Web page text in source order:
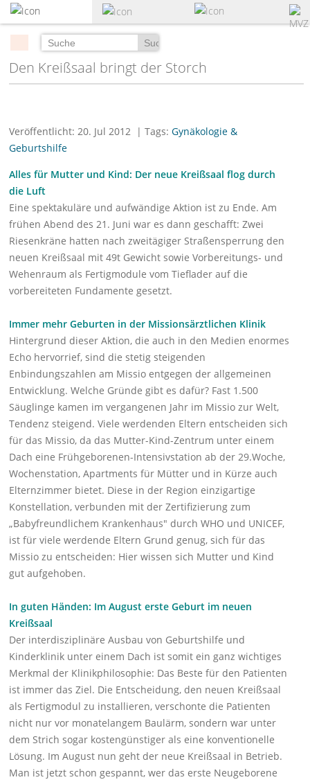
zum
Hauptinhalt
Suchen
Den Kreißsaal bringt der Storch
Veröffentlicht: 20. Jul 2012 | Tags:Gynäkologie &
Geburtshilfe
Alles für Mutter und Kind: Der neue Kreißsaal flog durch
die Luft
Eine spektakuläre und aufwändige Aktion ist zu Ende. Am
frühen Abend des 21. Juni war es dann geschafft: Zwei
Riesenkräne hatten nach zweitägiger Straßensperrung den
neuen Kreißsaal mit 49t Gewicht sowie Vorbereitungs- und
Wehenraum als Fertigmodule vom Tieflader auf die
vorbereiteten Fundamente gesetzt.
Immer mehr Geburten in der Missionsärztlichen Klinik
Hintergrund dieser Aktion, die auch in den Medien enormes
Echo hervorrief, sind die stetig steigenden
Enbindungszahlen am Missio entgegen der allgemeinen
Entwicklung. Welche Gründe gibt es dafür? Fast 1.500
Säuglinge kamen im vergangenen Jahr im Missio zur Welt,
Tendenz steigend. Viele werdenden Eltern entscheiden sich
für das Missio, da das Mutter-Kind-Zentrum unter einem
Dach eine Frühgeborenen-Intensivstation ab der 29.Woche,
Wochenstation, Apartments für Mütter und in Kürze auch
Elternzimmer bietet. Diese in der Region einzigartige
Konstellation, verbunden mit der Zertifizierung zum
„Babyfreundlichem Krankenhaus" durch WHO und UNICEF,
ist für viele werdende Eltern Grund genug, sich für das
Missio zu entscheiden: Hier wissen sich Mutter und Kind
gut aufgehoben.
In guten Händen: Im August erste Geburt im neuen
Kreißsaal
Der interdisziplinäre Ausbau von Geburtshilfe und
Kinderklinik unter einem Dach ist somit ein ganz wichtiges
Merkmal der Klinikphilosophie: Das Beste für den Patienten
ist immer das Ziel. Die Entscheidung, den neuen Kreißsaal
als Fertigmodul zu installieren, verschonte die Patienten
nicht nur vor monatelangem Baulärm, sondern war unter
dem Strich sogar kostengünstiger als eine konventionelle
Lösung. Im August nun geht der neue Kreißsaal in Betrieb.
Man ist jetzt schon gespannt, wer das erste Neugeborene